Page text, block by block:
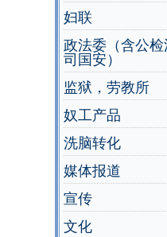
妇联
政法委（含公
司国安）
监狱，劳教所
奴工产品
洗脑转化
媒体报道
宣传
文化